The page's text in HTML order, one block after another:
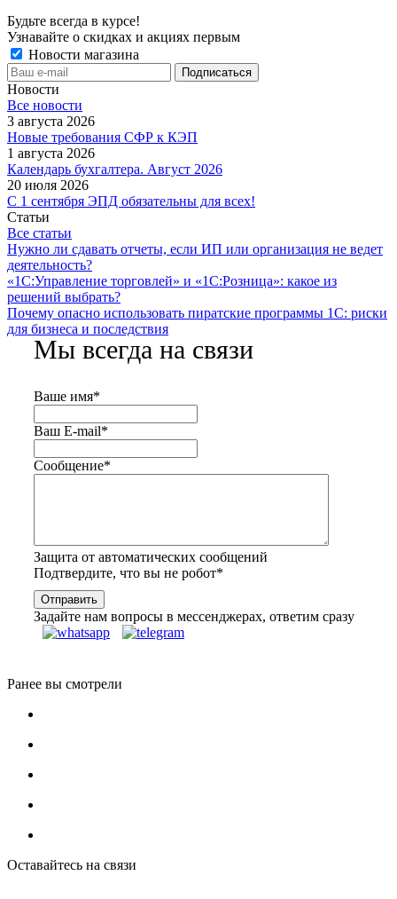
Будьте всегда в курсе!
Узнавайте о скидках и акциях первым
Новости магазина
Новости
Все новости
3 августа 2026
Новые требования СФР к КЭП
1 августа 2026
Календарь бухгалтера. Август 2026
20 июля 2026
С 1 сентября ЭПД обязательны для всех!
Статьи
Все статьи
Нужно ли сдавать отчеты, если ИП или организация не ведет
деятельность?
«1С:Управление торговлей» и «1С:Розница»: какое из
решений выбрать?
Почему опасно использовать пиратские программы 1С: риски
для бизнеса и последствия
Мы всегда на связи
Ваше имя*
Ваш E-mail*
Сообщение*
Защита от автоматических сообщений
Подтвердите, что вы не робот*
Задайте нам вопросы в мессенджерах, ответим сразу
Ранее вы смотрели
Оставайтесь на связи